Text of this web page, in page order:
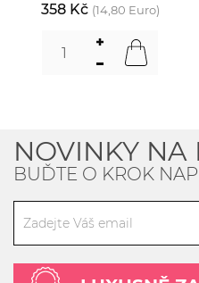
358 Kč (14,80 Euro)
NOVINKY NA
BUĎTE O KROK